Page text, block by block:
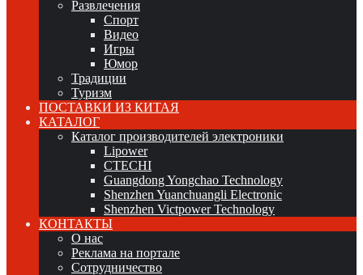
Развлечения
Спорт
Видео
Игры
Юмор
Традиции
Туризм
ПОСТАВКИ ИЗ КИТАЯ
КАТАЛОГ
Каталог производителей электроники
Lipower
CTECHI
Guangdong Yongchao Technology
Shenzhen Yuanchuangli Electronic
Shenzhen Victpower Technology
КОНТАКТЫ
О нас
Реклама на портале
Сотрудничество